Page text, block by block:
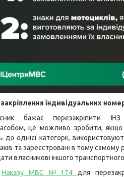
індивідуальних
бажає перезакріпити
це можливо зробити, якщо
до однієї категорії,
та зареєстровані в тому самому
власникові іншого
Наказу МВС №174
для